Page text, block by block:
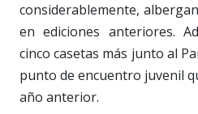
considerablemente,
en ediciones anteriores.
cinco casetas más junto al
punto de encuentro juvenil
año anterior.